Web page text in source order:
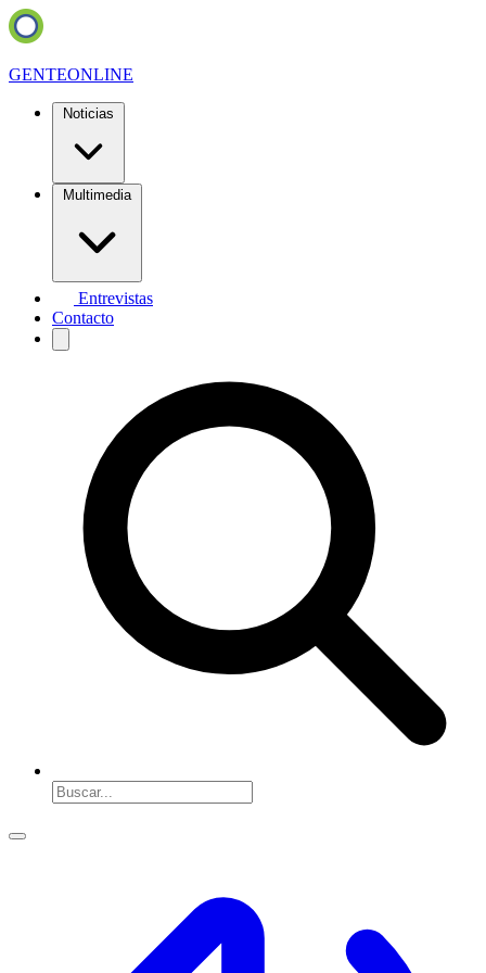
GENTEONLINE
Noticias
Multimedia
Entrevistas
Contacto